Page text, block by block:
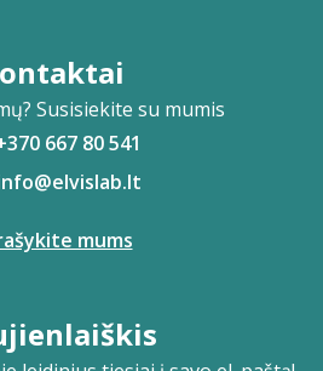
Susisiekite su mumis
667 80 541
mums